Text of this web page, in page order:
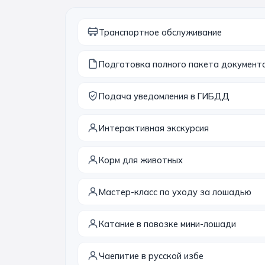
Транспортное обслуживание
Подготовка полного пакета
Подача уведомления в ГИБДД
Интерактивная экскурсия
Корм для животных
Мастер-класс по уходу за лошадью
Катание в повозке мини-лошади
Чаепитие в русской избе